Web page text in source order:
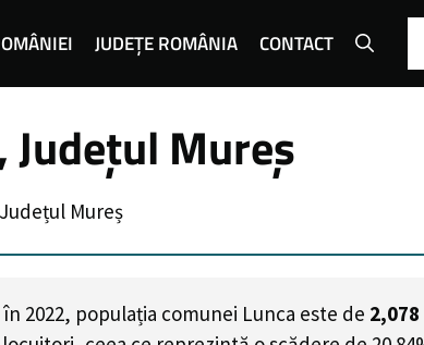
JUDEȚE ROMÂNIA CONTACT
Județul Mureș
Mureș
2022, populația comunei Lunca este de 2,078